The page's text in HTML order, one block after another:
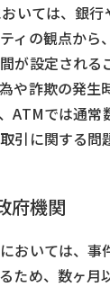
いては、銀
ィの観点から
が設定される
や詐欺の発生
ATMでは通常
引に関する問
府機関
おいては、事
ため、数ヶ月